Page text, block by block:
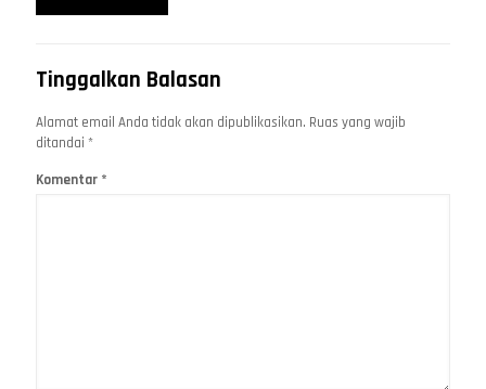
Tinggalkan Balasan
Alamat email Anda tidak akan dipublikasikan. Ruas yang wajib
ditandai *
Komentar *